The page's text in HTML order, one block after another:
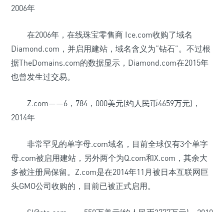
2006年
在2006年，在线珠宝零售商 Ice.com收购了域名
Diamond.com，并启用建站，域名含义为“钻石”。不过根
据TheDomains.com的数据显示，Diamond.com在2015年
也曾发生过交易。
Z.com——6，784，000美元(约人民币4659万元)，
2014年
非常罕见的单字母.com域名，目前全球仅有3个单字
母.com被启用建站，另外两个为Q.com和X.com，其余大
多被注册局保留。Z.com是在2014年11月被日本互联网巨
头GMO公司收购的，目前已被正式启用。